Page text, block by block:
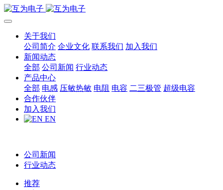
关于我们
公司简介 企业文化 联系我们 加入我们
新闻动态
全部 公司新闻 行业动态
产品中心
全部 电感 压敏热敏 电阻 电容 二三极管 超级电容
合作伙伴
加入我们
EN
公司新闻
行业动态
推荐